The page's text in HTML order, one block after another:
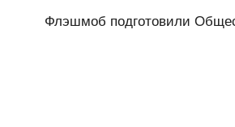
Флэшмоб подготовили